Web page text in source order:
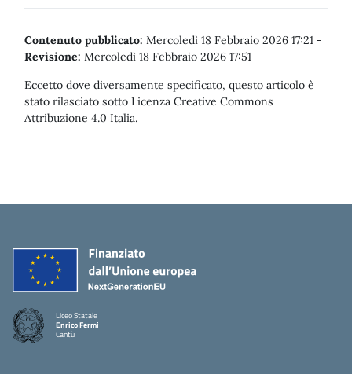
Contenuto pubblicato: Mercoledì 18 Febbraio 2026 17:21 -
Revisione: Mercoledì 18 Febbraio 2026 17:51
Eccetto dove diversamente specificato, questo articolo è
stato rilasciato sotto Licenza Creative Commons
Attribuzione 4.0 Italia.
Liceo Statale
Enrico Fermi
Cantù